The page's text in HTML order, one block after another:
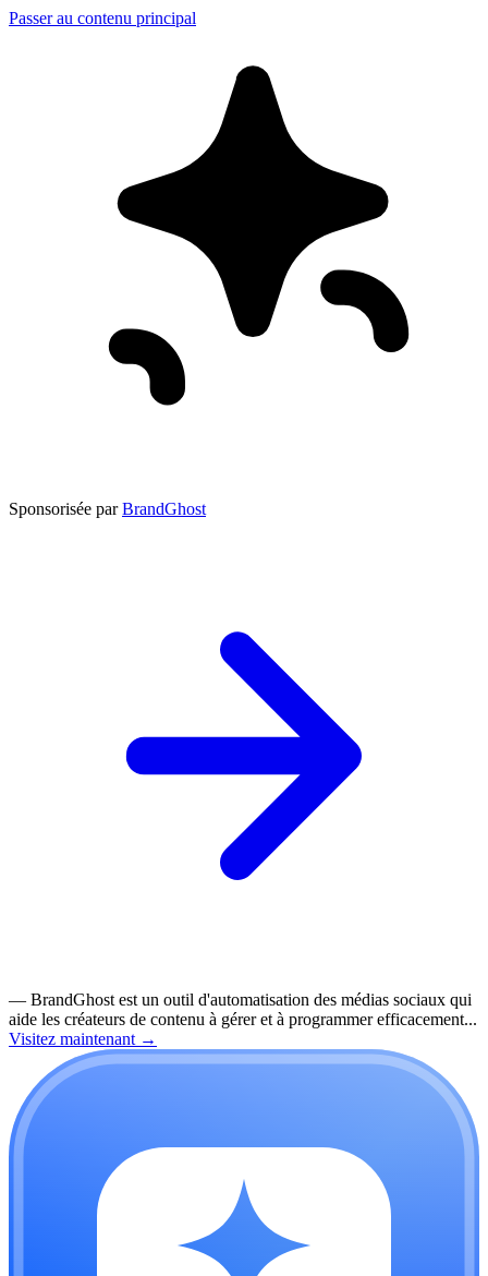
Passer au contenu principal
Sponsorisée par BrandGhost
— BrandGhost est un outil d'automatisation des médias sociaux qui
aide les créateurs de contenu à gérer et à programmer efficacement...
Visitez maintenant →